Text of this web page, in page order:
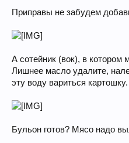
Приправы не забудем
А сотейник (вок), в котором
Лишнее масло удалите,
эту воду вариться картошку.
Бульон готов? Мясо надо